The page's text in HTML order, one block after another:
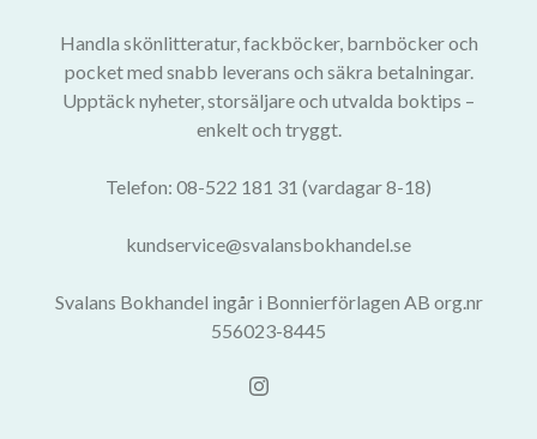
Handla skönlitteratur, fackböcker, barnböcker och
pocket med snabb leverans och säkra betalningar.
Upptäck nyheter, storsäljare och utvalda boktips –
enkelt och tryggt.
Telefon: 08-522 181 31 (vardagar 8-18)
kundservice@svalansbokhandel.se
Svalans Bokhandel ingår i Bonnierförlagen AB org.nr
556023-8445